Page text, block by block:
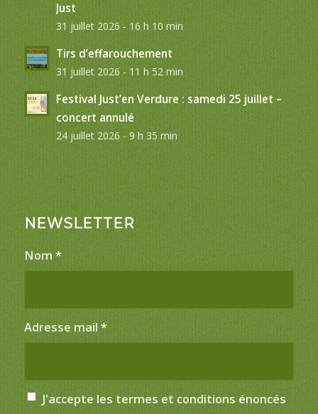
Just
31 juillet 2026 - 16 h 10 min
Tirs d’effarouchement
31 juillet 2026 - 11 h 52 min
Festival Just’en Verdure : samedi 25 juillet –
concert annulé
24 juillet 2026 - 9 h 35 min
NEWSLETTER
Nom *
Adresse mail *
J'accepte les termes et conditions énoncés